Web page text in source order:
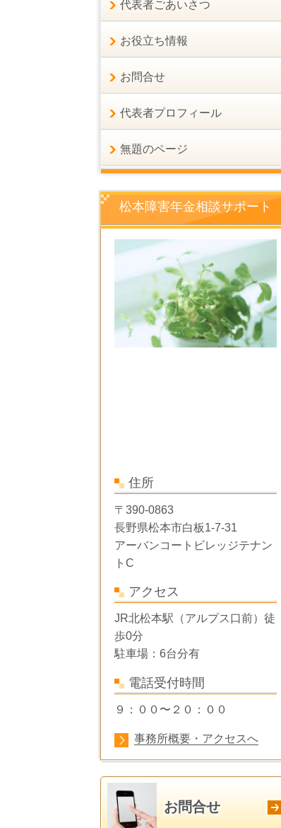
代表者ごあいさつ
お役立ち情報
お問合せ
代表者プロフィール
無題のページ
松本障害年金相談サポート
住所
〒390-0863
長野県松本市白板1-7-31
アーバンコートビレッジテナン
トC
アクセス
JR北松本駅（アルプス口前）徒
歩0分
駐車場：6台分有
電話受付時間
９：００〜２０：００
事務所概要・アクセスへ
お問合せ